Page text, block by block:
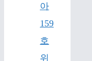
아
159
호
위